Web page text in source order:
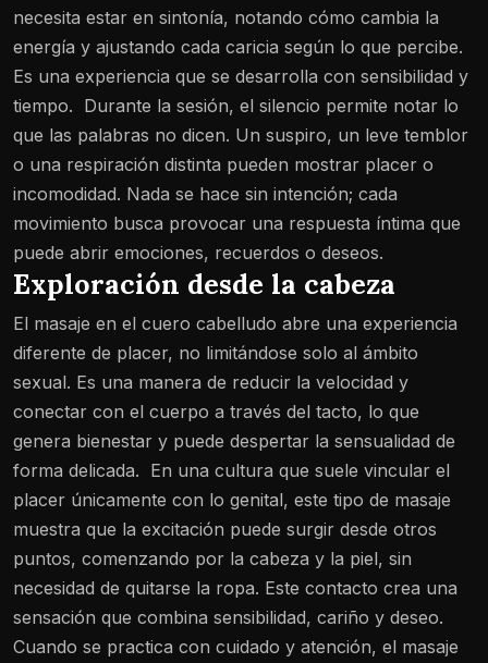
necesita estar en sintonía, notando cómo cambia la
energía y ajustando cada caricia según lo que percibe.
Es una experiencia que se desarrolla con sensibilidad y
tiempo. Durante la sesión, el silencio permite notar lo
que las palabras no dicen. Un suspiro, un leve temblor
o una respiración distinta pueden mostrar placer o
incomodidad. Nada se hace sin intención; cada
movimiento busca provocar una respuesta íntima que
puede abrir emociones, recuerdos o deseos.
Exploración desde la cabeza
El masaje en el cuero cabelludo abre una experiencia
diferente de placer, no limitándose solo al ámbito
sexual. Es una manera de reducir la velocidad y
conectar con el cuerpo a través del tacto, lo que
genera bienestar y puede despertar la sensualidad de
forma delicada. En una cultura que suele vincular el
placer únicamente con lo genital, este tipo de masaje
muestra que la excitación puede surgir desde otros
puntos, comenzando por la cabeza y la piel, sin
necesidad de quitarse la ropa. Este contacto crea una
sensación que combina sensibilidad, cariño y deseo.
Cuando se practica con cuidado y atención, el masaje